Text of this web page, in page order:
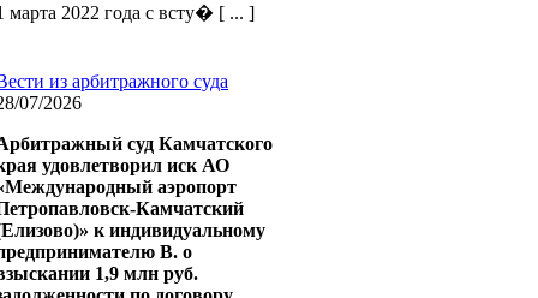
марта 2022 года с всту� [ ... ]
из арбитражного суда
07/2026
суд Камчатского
удовлетворил иск АО
аэропорт
Камчатский
к индивидуальному
В. о
1,9 млн руб.